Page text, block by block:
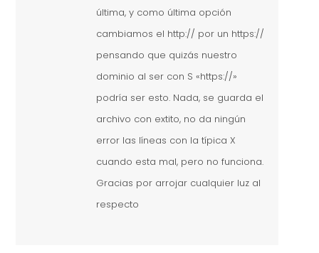
última, y como última opción
cambiamos el http:// por un https://
pensando que quizás nuestro
dominio al ser con S «https://»
podría ser esto. Nada, se guarda el
archivo con extito, no da ningún
error las líneas con la típica X
cuando esta mal, pero no funciona.
Gracias por arrojar cualquier luz al
respecto